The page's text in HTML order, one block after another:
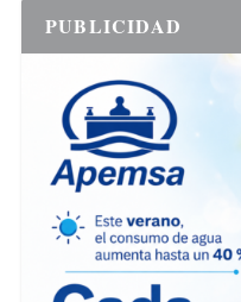
PUBLICIDAD